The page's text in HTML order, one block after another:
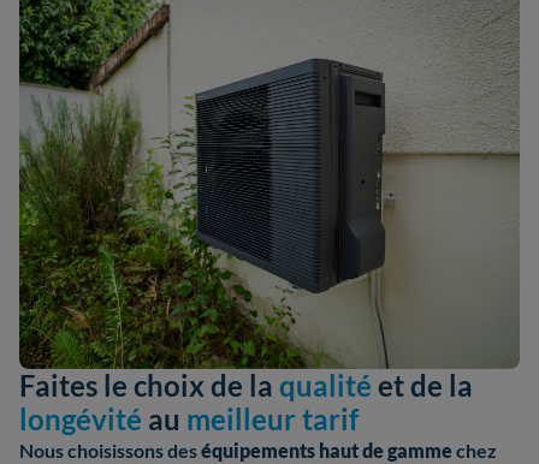
Faites le choix de la qualité et de la
longévité au meilleur tarif
Nous choisissons deséquipements haut de gamme chez